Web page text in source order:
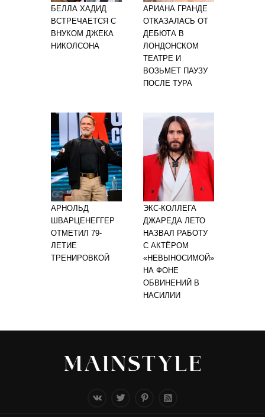
БЕЛЛА ХАДИД
ВСТРЕЧАЕТСЯ С
ВНУКОМ ДЖЕКА
НИКОЛСОНА
АРИАНА ГРАНДЕ
ОТКАЗАЛАСЬ ОТ
ДЕБЮТА В
ЛОНДОНСКОМ
ТЕАТРЕ И
ВОЗЬМЕТ ПАУЗУ
ПОСЛЕ ТУРА
АРНОЛЬД
ШВАРЦЕНЕГГЕР
ОТМЕТИЛ 79-
ЛЕТИЕ
ТРЕНИРОВКОЙ
ЭКС-КОЛЛЕГА
ДЖАРЕДА ЛЕТО
НАЗВАЛ РАБОТУ
С АКТЁРОМ
«НЕВЫНОСИМОЙ»
НА ФОНЕ
ОБВИНЕНИЙ В
НАСИЛИИ